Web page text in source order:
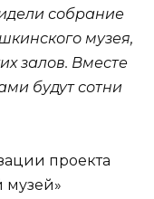
собрание
музея,
залов. Вместе
будут сотни
проекта
музей»